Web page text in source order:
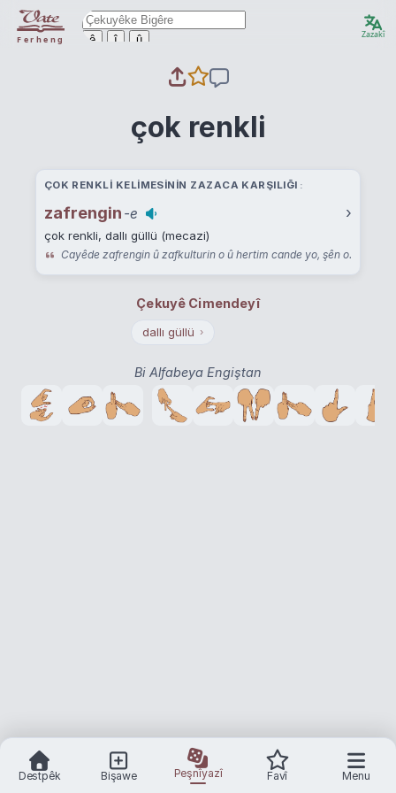
Ferheng ê î û Zazakî
çok renkli
ÇOK RENKLI KELIMESININ ZAZACA KARŞILIĞI
zafrengin -e ›
çok renkli, dallı güllü (mecazi)
Cayêde zafrengin û zafkulturin o û hertim cande yo, şên o.
Çekuyê Cimendeyî
dallı güllü ›
Bi Alfabeya Engiştan
Destpêk Bişawe Peşnîyazî Favî Menu